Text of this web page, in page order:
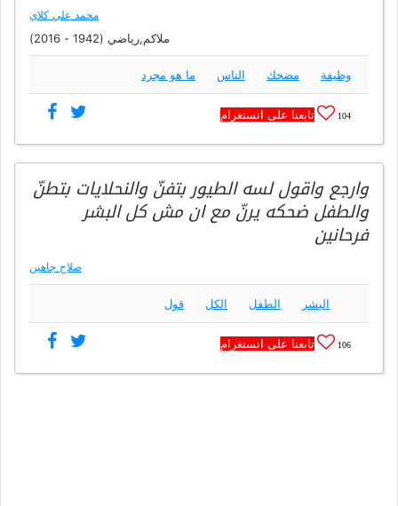
محمد علي كلاي
ملاكم,رياضي (1942 - 2016)
وظيفة مضحك الناس ما هو مجرد
104 تابعنا على انستغرام
وارجع واقول لسه الطيور بتفنّ والنحلايات بتطنّ
والطفل ضحكه يرنّ مع ان مش كل البشر
فرحانين
صلاح جاهين
البشر الطفل الكل قول
106 تابعنا على انستغرام